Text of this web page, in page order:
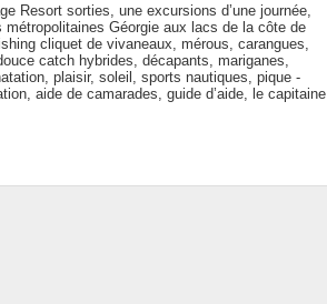
Resort sorties, une excursions d’une journée,
Géorgie aux lacs de la côte de
cliquet de vivaneaux, mérous, carangues,
catch hybrides, décapants, mariganes,
plaisir, soleil, sports nautiques, pique -
aide de camarades, guide d’aide, le capitaine